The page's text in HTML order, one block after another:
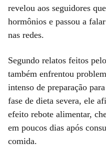
revelou aos seguidores
hormônios e passou a
nas redes.
Segundo relatos feitos
também enfrentou
intenso de preparação
fase de dieta severa, ele
efeito rebote alimentar,
em poucos dias após
comida.